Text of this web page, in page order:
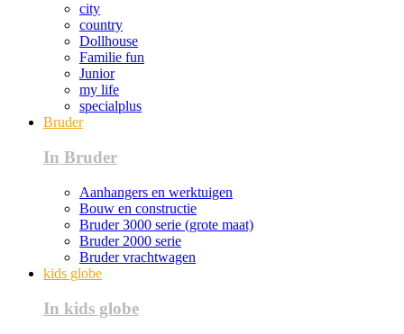
city
country
Dollhouse
Familie fun
Junior
my life
specialplus
Bruder
In Bruder
Aanhangers en werktuigen
Bouw en constructie
Bruder 3000 serie (grote maat)
Bruder 2000 serie
Bruder vrachtwagen
kids globe
In kids globe